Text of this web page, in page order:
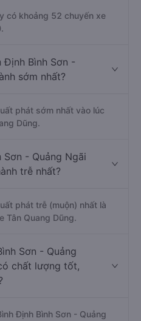
có khoảng 52 chuyến xe
Định Bình Sơn -
sớm nhất?
phát sớm nhất vào lúc
Dũng.
Sơn - Quảng Ngãi
trễ nhất?
phát trễ (muộn) nhất là
Tân Quang Dũng.
Sơn - Quảng
chất lượng tốt,
Định Bình Sơn - Quảng